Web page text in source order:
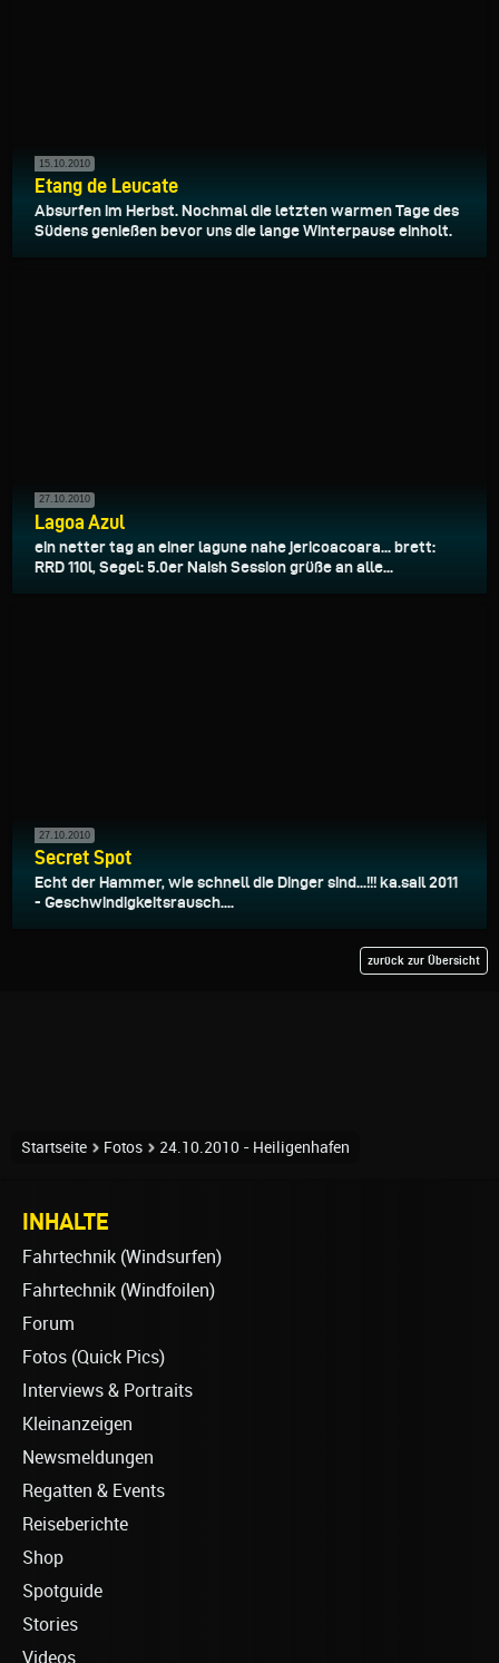
15.10.2010
Etang de Leucate
Absurfen im Herbst. Nochmal die letzten warmen Tage des
Südens genießen bevor uns die lange Winterpause einholt.
27.10.2010
Lagoa Azul
ein netter tag an einer lagune nahe jericoacoara... brett:
RRD 110l, Segel: 5.0er Naish Session grüße an alle...
27.10.2010
Secret Spot
Echt der Hammer, wie schnell die Dinger sind...!!! ka.sail 2011
- Geschwindigkeitsrausch....
zurück zur Übersicht
Startseite Fotos 24.10.2010 - Heiligenhafen
INHALTE
Fahrtechnik (Windsurfen)
Fahrtechnik (Windfoilen)
Forum
Fotos (Quick Pics)
Interviews & Portraits
Kleinanzeigen
Newsmeldungen
Regatten & Events
Reiseberichte
Shop
Spotguide
Stories
Videos